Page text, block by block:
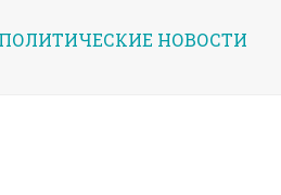
НОВОСТИ